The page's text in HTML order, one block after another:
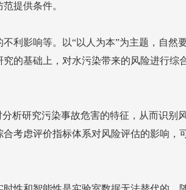
提供条件。
利影响等。以“以人为本”为主题，自然
的基础上，对水污染带来的风险进行综
析研究污染事故危害的特征，从而识别
考虑评价指标体系对风险评估的影响，